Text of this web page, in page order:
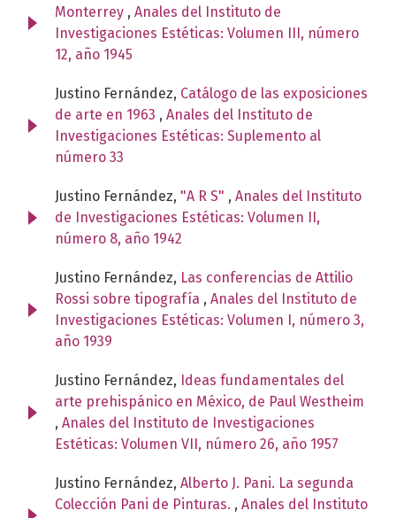
Monterrey , Anales del Instituto de
Investigaciones Estéticas: Volumen III, número
12, año 1945
Justino Fernández, Catálogo de las exposiciones
de arte en 1963 , Anales del Instituto de
Investigaciones Estéticas: Suplemento al
número 33
Justino Fernández, "A R S" , Anales del Instituto
de Investigaciones Estéticas: Volumen II,
número 8, año 1942
Justino Fernández, Las conferencias de Attilio
Rossi sobre tipografía , Anales del Instituto de
Investigaciones Estéticas: Volumen I, número 3,
año 1939
Justino Fernández, Ideas fundamentales del
arte prehispánico en México, de Paul Westheim
, Anales del Instituto de Investigaciones
Estéticas: Volumen VII, número 26, año 1957
Justino Fernández, Alberto J. Pani. La segunda
Colección Pani de Pinturas. , Anales del Instituto